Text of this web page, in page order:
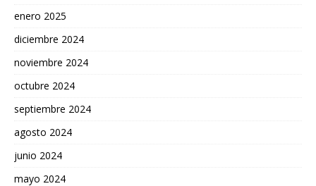
enero 2025
diciembre 2024
noviembre 2024
octubre 2024
septiembre 2024
agosto 2024
junio 2024
mayo 2024